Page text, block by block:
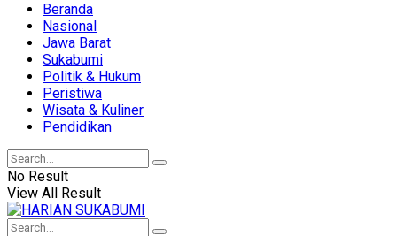
Beranda
Nasional
Jawa Barat
Sukabumi
Politik & Hukum
Peristiwa
Wisata & Kuliner
Pendidikan
No Result
View All Result